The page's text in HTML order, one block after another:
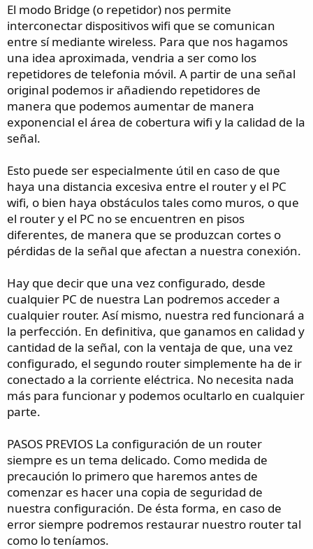
El modo Bridge (o repetidor) nos permite
interconectar dispositivos wifi que se comunican
entre sí mediante wireless. Para que nos hagamos
una idea aproximada, vendria a ser como los
repetidores de telefonia móvil. A partir de una señal
original podemos ir añadiendo repetidores de
manera que podemos aumentar de manera
exponencial el área de cobertura wifi y la calidad de la
señal.
Esto puede ser especialmente útil en caso de que
haya una distancia excesiva entre el router y el PC
wifi, o bien haya obstáculos tales como muros, o que
el router y el PC no se encuentren en pisos
diferentes, de manera que se produzcan cortes o
pérdidas de la señal que afectan a nuestra conexión.
Hay que decir que una vez configurado, desde
cualquier PC de nuestra Lan podremos acceder a
cualquier router. Así mismo, nuestra red funcionará a
la perfección. En definitiva, que ganamos en calidad y
cantidad de la señal, con la ventaja de que, una vez
configurado, el segundo router simplemente ha de ir
conectado a la corriente eléctrica. No necesita nada
más para funcionar y podemos ocultarlo en cualquier
parte.
PASOS PREVIOS La configuración de un router
siempre es un tema delicado. Como medida de
precaución lo primero que haremos antes de
comenzar es hacer una copia de seguridad de
nuestra configuración. De ésta forma, en caso de
error siempre podremos restaurar nuestro router tal
como lo teníamos.